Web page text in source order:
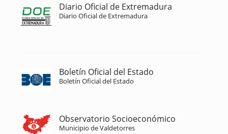
Diario Oficial de Extremadura
Diario Oficial de Extremadura
Boletín Oficial del Estado
Boletín Oficial del Estado
Observatorio Socioeconómico
Municipio de Valdetorres